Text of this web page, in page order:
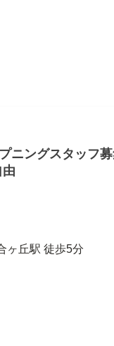
ニングスタッフ
ヶ丘駅 徒歩5分